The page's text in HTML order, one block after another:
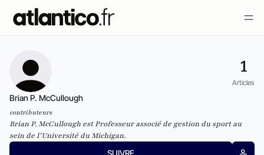
1
Articles
Brian P. McCullough
contributeurs
Brian P. McCullough est Professeur associé de gestion du sport au
sein de l’Université du Michigan.
SUIVRE